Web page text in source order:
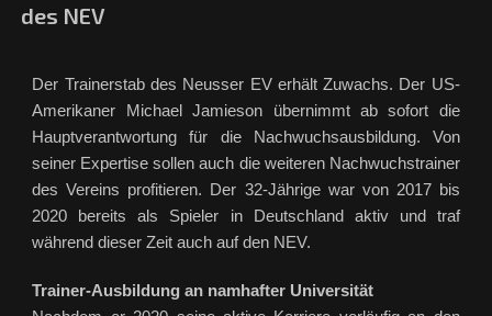
des NEV
Der Trainerstab des Neusser EV erhält Zuwachs. Der US-
Amerikaner Michael Jamieson übernimmt ab sofort die
Hauptverantwortung für die Nachwuchsausbildung. Von
seiner Expertise sollen auch die weiteren Nachwuchstrainer
des Vereins profitieren. Der 32-Jährige war von 2017 bis
2020 bereits als Spieler in Deutschland aktiv und traf
während dieser Zeit auch auf den NEV.
Trainer-Ausbildung an namhafter Universität